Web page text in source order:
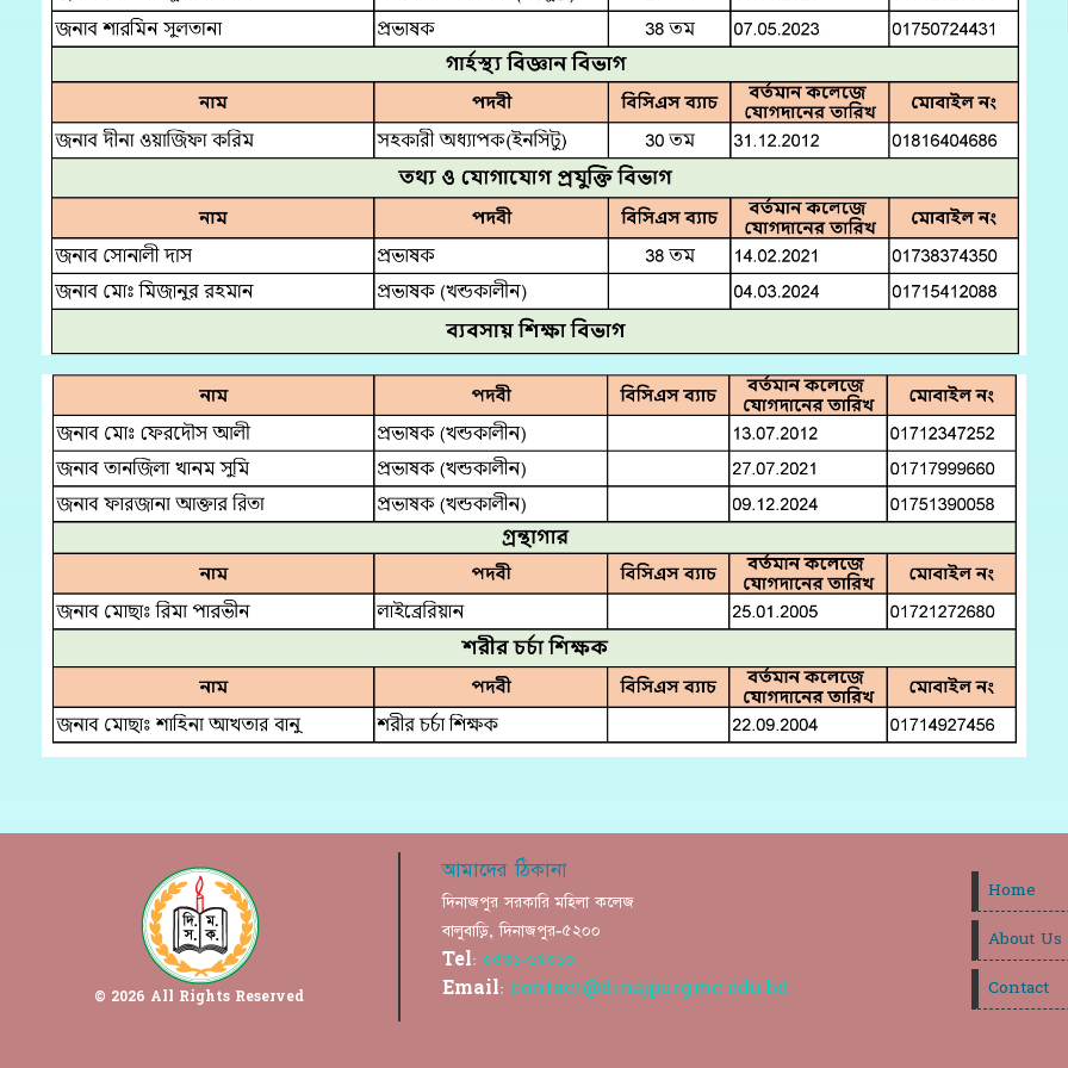
© 2026 All Rights Reserved
আমাদের ঠিকানা
দিনাজপুর সরকারি মহিলা কলেজ
বালুবাড়ি, দিনাজপুর-৫২০০
Tel: ০৫৩১-৬৫০১০
Email: contact@dinajpurgmc.edu.bd
Home
About Us
Contact